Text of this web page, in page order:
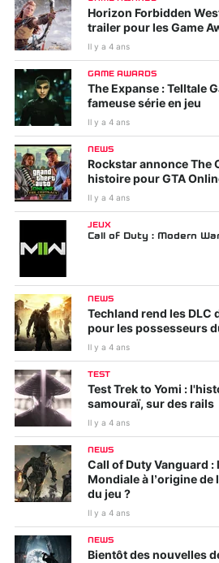
Horizon Forbidden
trailer pour les Game
Il y a 4 ans
GAME AWARDS
The Expanse : Telltale
fameuse série en jeu
Il y a 4 ans
NEWS
Rockstar annonce The
histoire pour GTA
Il y a 4 ans
JEUX
Call of Duty : Modern
NEWS
Techland rend les DLC
pour les possesseurs
Il y a 4 ans
TEST
Test Trek to Yomi :
samouraï, sur des rails
Il y a 4 ans
NEWS
Call of Duty Vanguard :
Mondiale à l’origine
du jeu ?
Il y a 4 ans
NEWS
Bientôt des nouvelles